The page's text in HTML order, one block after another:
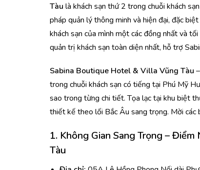
Tàu là khách sạn thứ 2 trong chuỗi khách
pháp quản lý thông minh và hiện đại, đặc
khách sạn của mình một các đồng nhất và
quản trị khách sạn toàn diện nhất, hỗ trợ
Sabina Boutique Hotel & Villa Vũng Tàu
trong chuỗi khách sạn có tiếng tại Phú Mỹ
sao trong từng chi tiết. Tọa lạc tại khu biệt
thiết kế theo lối Bắc Âu sang trọng. Mời các
1. Không Gian Sang Trọng –
Tàu